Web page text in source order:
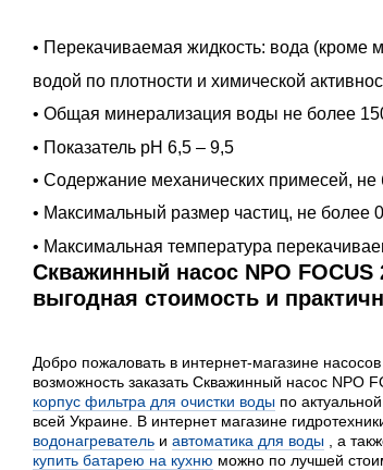
• Перекачиваемая жидкость: вода (кроме
водой по плотности и химической
• Общая минерализация воды не более
• Показатель pH 6,5 – 9,5
• Содержание механических примесей, не
• Максимальный размер частиц, не более
• Максимальная температура
Скважинный насос NPO FOCUS
выгодная стоимость и
Добро пожаловать в интернет-магазине
возможность заказать Скважинный насос NPO
корпус фильтра для очистки воды по
всей Украине. В интернет магазине
водонагреватель и автоматика для воды , а
купить батарею на кухню можно по лучшей